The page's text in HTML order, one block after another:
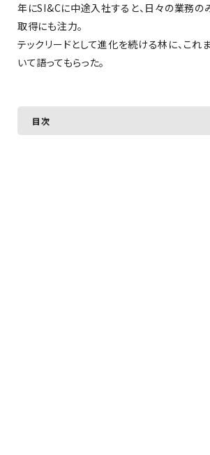
年にSI&Cに中途入社すると、日々の業務の
取得にも注力。
テックリードとして進化を続ける林に、これ
いて語ってもらった。
目次